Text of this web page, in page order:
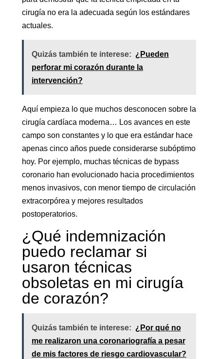
cirugía no era la adecuada según los estándares
actuales.
Quizás también te interese: ¿Pueden
perforar mi corazón durante la
intervención?
Aquí empieza lo que muchos desconocen sobre la
cirugía cardíaca moderna… Los avances en este
campo son constantes y lo que era estándar hace
apenas cinco años puede considerarse subóptimo
hoy. Por ejemplo, muchas técnicas de bypass
coronario han evolucionado hacia procedimientos
menos invasivos, con menor tiempo de circulación
extracorpórea y mejores resultados
postoperatorios.
¿Qué indemnización
puedo reclamar si
usaron técnicas
obsoletas en mi cirugía
de corazón?
Quizás también te interese: ¿Por qué no
me realizaron una coronariografía a pesar
de mis factores de riesgo cardiovascular?